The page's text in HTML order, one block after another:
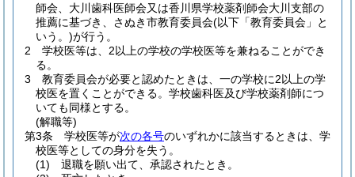
師会、大川歯科医師会又は香川県学校薬剤師会大川支部の
推薦に基づき、さぬき市教育委員会(以下「教育委員会」と
いう。)が行う。
2
学校医等は、2以上の学校の学校医等を兼ねることができ
る。
3
教育委員会が必要と認めたときは、一の学校に2以上の学
校医を置くことができる。 学校歯科医及び学校薬剤師につ
いても同様とする。
(解職等)
第3条
学校医等が次の各号のいずれかに該当するときは、学
校医等としての身分を失う。
(1)
退職を願い出て、承認されたとき。